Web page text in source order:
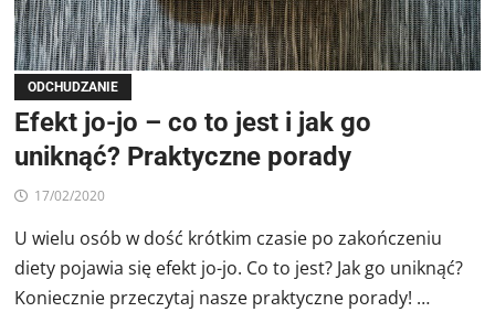
ODCHUDZANIE
Efekt jo-jo – co to jest i jak go
uniknąć? Praktyczne porady
17/02/2020
U wielu osób w dość krótkim czasie po zakończeniu
diety pojawia się efekt jo-jo. Co to jest? Jak go uniknąć?
Koniecznie przeczytaj nasze praktyczne porady! …